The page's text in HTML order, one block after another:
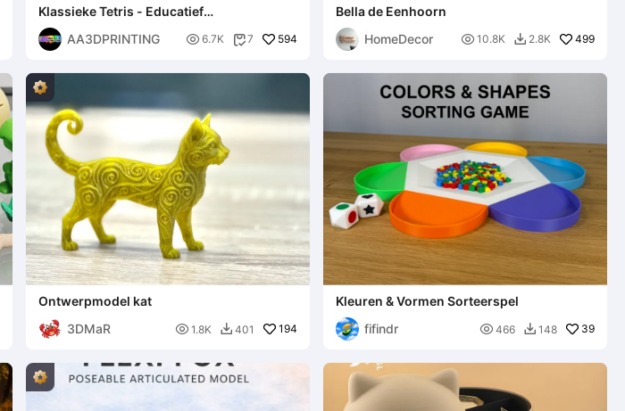
Klassieke Tetris - Educatief
Kinderspeelgoed & Spellen
AA3DPRINTING
 6.7K 7 594
Bella de Eenhoorn
HomeDecor
 10.8K  2.8K 499
Ontwerpmodel kat
3DMaR
 1.8K  401 194
Kleuren & Vormen Sorteerspel
fifindr
 466  148 39